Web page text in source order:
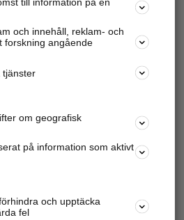
ditt företag? Logga in
du och4 miljoner
andra
oss för att hitta rätt lokal
företag, privatpersoner och
och innehåll, reklam- och
forskning angående
tjänster
om geografisk
på information som aktivt
och upptäcka
fel